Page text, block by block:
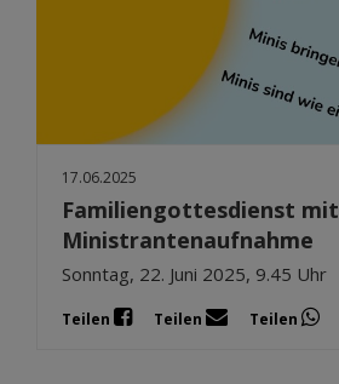
17.06.2025
Familiengottesdienst mit
Ministrantenaufnahme
Sonntag, 22. Juni 2025, 9.45 Uhr
Teilen Teilen Teilen